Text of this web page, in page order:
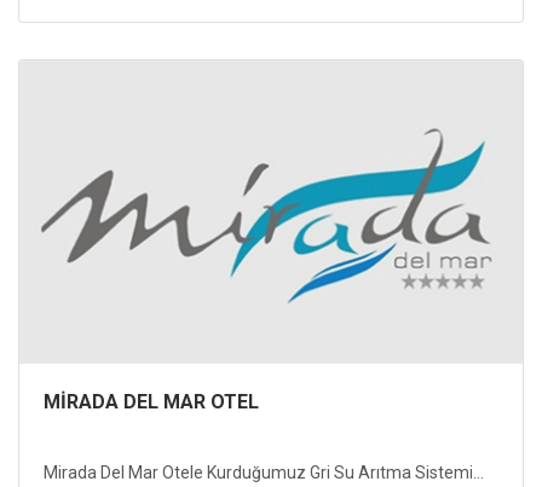
MİRADA DEL MAR OTEL
Mirada Del Mar Otele Kurduğumuz Gri Su Arıtma Sistemi...